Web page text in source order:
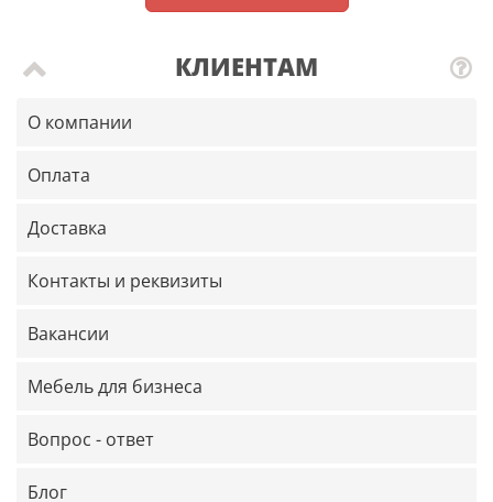
КЛИЕНТАМ
О компании
Оплата
Доставка
Контакты и реквизиты
Вакансии
Мебель для бизнеса
Вопрос - ответ
Блог